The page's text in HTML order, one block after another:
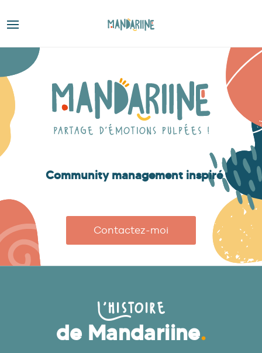
Community management inspiré
Contactez-moi
L’histoire
de Mandariine.